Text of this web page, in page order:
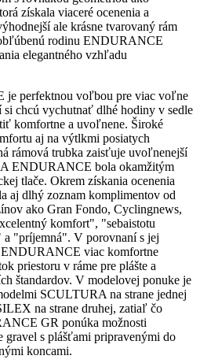
získala viaceré ocenenia a
ale krásne tvarovaný rám
rodinu ENDURANCE
elegantného vzhľadu
perfektnou voľbou pre viac voľne
chcú vychutnať dlhé hodiny v sedle
komfortne a uvoľnene. Široké
aj na výtlkmi posiatych
rámová trubka zaisťuje uvoľnenejší
ENDURANCE bola okamžitým
tlače. Okrem získania ocenenia
aj dlhý zoznam komplimentov od
ako Gran Fondo, Cyclingnews,
komfort", "sebaistotu
"príjemná". V porovnaní s jej
viac komfortne
priestoru v ráme pre plášte a
štandardov. V modelovej ponuke je
SCULTURA na strane jednej
na strane druhej, zatiaľ čo
GR ponúka možnosti
gravel s plášťami pripravenými do
koncami.